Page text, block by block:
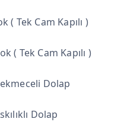
( Tek Cam Kapılı )
( Tek Cam Kapılı )
Dolap
Dolap